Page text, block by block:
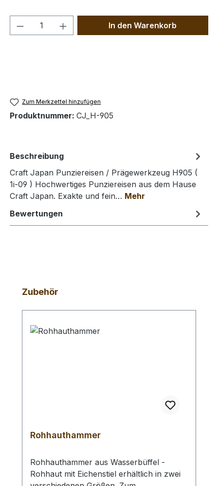
Produkt Anzahl: Gib denIn den Warenkorb
Zum Merkzettel hinzufügen
Produktnummer: CJ_H-905
Beschreibung
Craft Japan Punziereisen / Prägewerkzeug H905 (
1i-09 ) Hochwertiges Punziereisen aus dem Hause
Craft Japan. Exakte und fein… Mehr
Bewertungen
Produktgalerie überspringen
Zubehör
Rohhauthammer
Rohhauthammer aus Wasserbüffel -
Rohhaut mit Eichenstiel erhältlich in zwei